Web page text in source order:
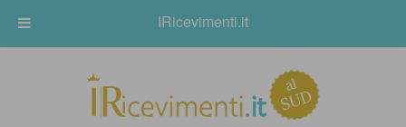
IRicevimenti.it